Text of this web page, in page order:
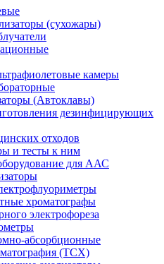
(сухожары)
камеры
(Автоклавы)
дезинфицирующих
отходов
и тесты к ним
для ААС
хроматографы
электрофореза
абсорбционные
(ТСХ)